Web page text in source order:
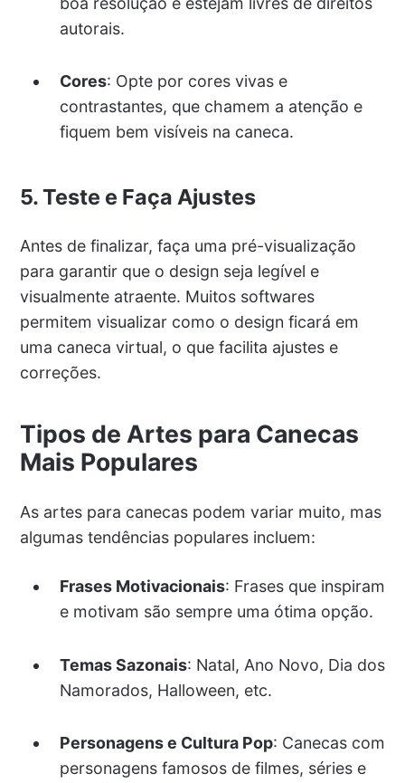
autorais.
Cores: Opte por cores vivas e
contrastantes, que chamem a atenção e
fiquem bem visíveis na caneca.
5. Teste e Faça Ajustes
Antes de finalizar, faça uma pré-visualização
para garantir que o design seja legível e
visualmente atraente. Muitos softwares
permitem visualizar como o design ficará em
uma caneca virtual, o que facilita ajustes e
correções.
Tipos de Artes para Canecas
Mais Populares
As artes para canecas podem variar muito, mas
algumas tendências populares incluem:
Frases Motivacionais: Frases que inspiram
e motivam são sempre uma ótima opção.
Temas Sazonais: Natal, Ano Novo, Dia dos
Namorados, Halloween, etc.
Personagens e Cultura Pop: Canecas com
personagens famosos de filmes, séries e